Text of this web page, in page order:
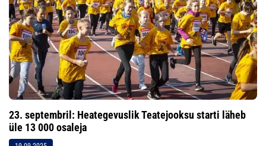
23. septembril: Heategevuslik Teatejooksu starti läheb
üle 13 000 osaleja